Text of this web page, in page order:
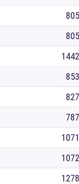
805
805
1442
853
827
787
1071
1072
1278